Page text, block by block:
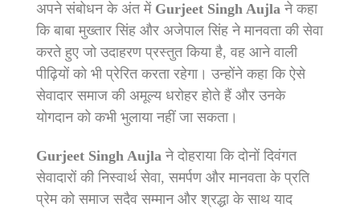
अपने संबोधन के अंत में Gurjeet Singh Aujla ने कहा
कि बाबा मुख्तार सिंह और अजेपाल सिंह ने मानवता की सेवा
करते हुए जो उदाहरण प्रस्तुत किया है, वह आने वाली
पीढ़ियों को भी प्रेरित करता रहेगा। उन्होंने कहा कि ऐसे
सेवादार समाज की अमूल्य धरोहर होते हैं और उनके
योगदान को कभी भुलाया नहीं जा सकता।
Gurjeet Singh Aujla ने दोहराया कि दोनों दिवंगत
सेवादारों की निस्वार्थ सेवा, समर्पण और मानवता के प्रति
प्रेम को समाज सदैव सम्मान और श्रद्धा के साथ याद